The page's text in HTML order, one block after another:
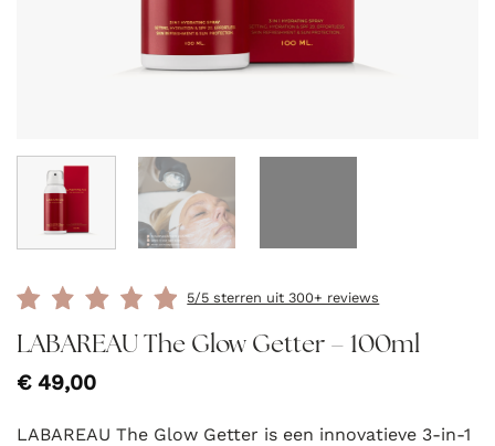
5/5 sterren uit 300+ reviews
LABAREAU The Glow Getter – 100ml
€49,00
LABAREAU The Glow Getter is een innovatieve 3-in-1